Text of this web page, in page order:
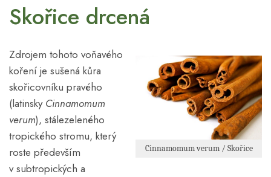
Skořice drcená
Cinnamomum verum / Skořice
Zdrojem tohoto voňavého
koření je sušená kůra
skořicovníku pravého
(latinsky Cinnamomum
verum), stálezeleného
tropického stromu, který
roste především
v subtropických a